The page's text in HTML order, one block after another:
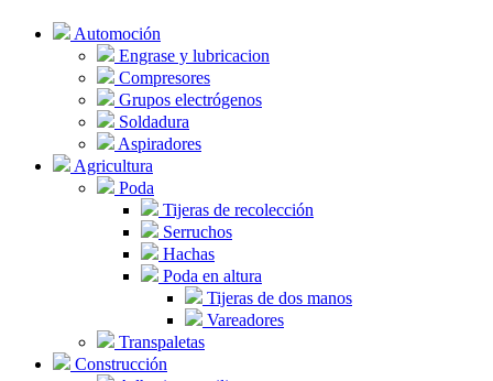
Automoción
Engrase y lubricacion
Compresores
Grupos electrógenos
Soldadura
Aspiradores
Agricultura
Poda
Tijeras de recolección
Serruchos
Hachas
Poda en altura
Tijeras de dos manos
Vareadores
Transpaletas
Construcción